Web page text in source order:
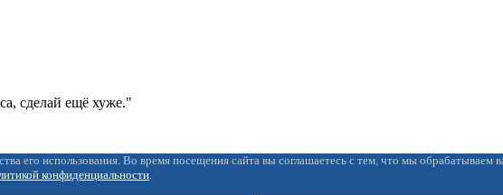
сделай ещё хуже."
его использования. Во время посещения сайта вы соглашаетесь с тем, что мы обрабатываем
конфиденциальности.